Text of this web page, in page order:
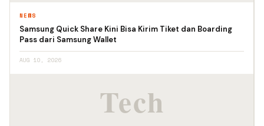
NEWS
Samsung Quick Share Kini Bisa Kirim Tiket dan Boarding
Pass dari Samsung Wallet
AUG 10, 2026